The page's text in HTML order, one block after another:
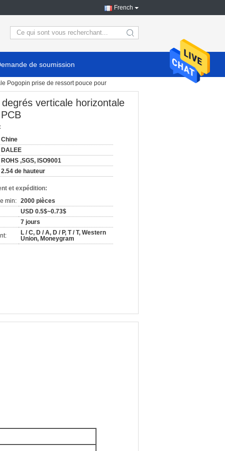
French
search
de soumission
Pogopin prise de ressort pouce pour
verticale horizontale
Chine
DALEE
ROHS ,SGS, ISO9001
2.54 de hauteur
et expédition:
min: 2000 pièces
USD 0.5$~0.73$
7 jours
L / C, D / A, D / P, T / T, Western
Union, Moneygram